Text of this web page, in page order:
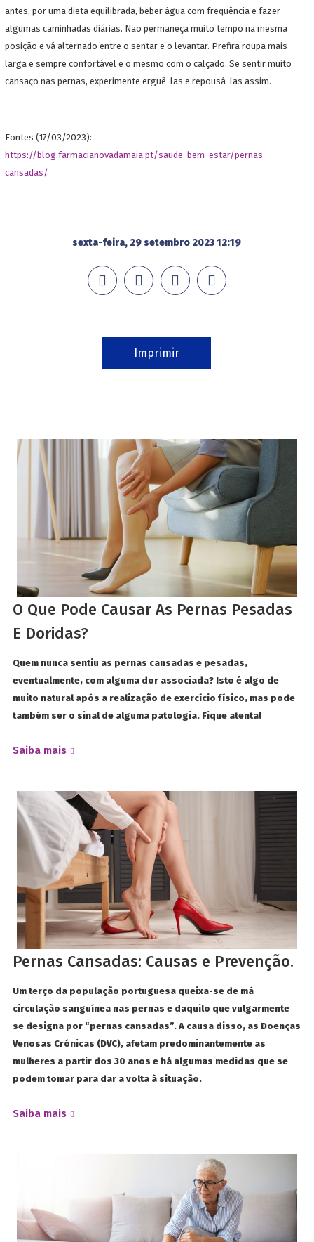
antes, por uma dieta equilibrada, beber água com frequência e fazer
algumas caminhadas diárias. Não permaneça muito tempo na mesma
posição e vá alternado entre o sentar e o levantar. Prefira roupa mais
larga e sempre confortável e o mesmo com o calçado. Se sentir muito
cansaço nas pernas, experimente erguê-las e repousá-las assim.
Fontes (17/03/2023):
https://blog.farmacianovadamaia.pt/saude-bem-estar/pernas-
cansadas/
sexta-feira, 29 setembro 2023 12:19
Imprimir
O Que Pode Causar As Pernas Pesadas
E Doridas?
Quem nunca sentiu as pernas cansadas e pesadas,
eventualmente, com alguma dor associada? Isto é algo de
muito natural após a realização de exercício físico, mas pode
também ser o sinal de alguma patologia. Fique atenta!
Saiba mais
Pernas Cansadas: Causas e Prevenção.
Um terço da população portuguesa queixa-se de má
circulação sanguínea nas pernas e daquilo que vulgarmente
se designa por “pernas cansadas”. A causa disso, as Doenças
Venosas Crónicas (DVC), afetam predominantemente as
mulheres a partir dos 30 anos e há algumas medidas que se
podem tomar para dar a volta à situação.
Saiba mais